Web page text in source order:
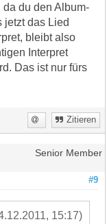
du den Album-
jetzt das Lied
bleibt also
Interpret
Das ist nur fürs
Zitieren
Senior Member
#9
15:17)